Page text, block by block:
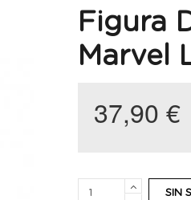
Figura
Marvel
37,90 €
SIN